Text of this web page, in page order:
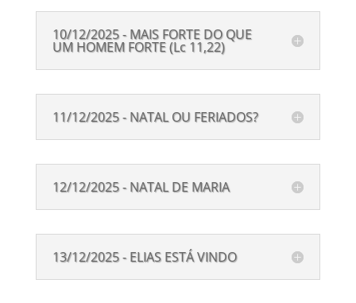
10/12/2025 - MAIS FORTE DO QUE
UM HOMEM FORTE (Lc 11,22)
11/12/2025 - NATAL OU FERIADOS?
12/12/2025 - NATAL DE MARIA
13/12/2025 - ELIAS ESTÁ VINDO